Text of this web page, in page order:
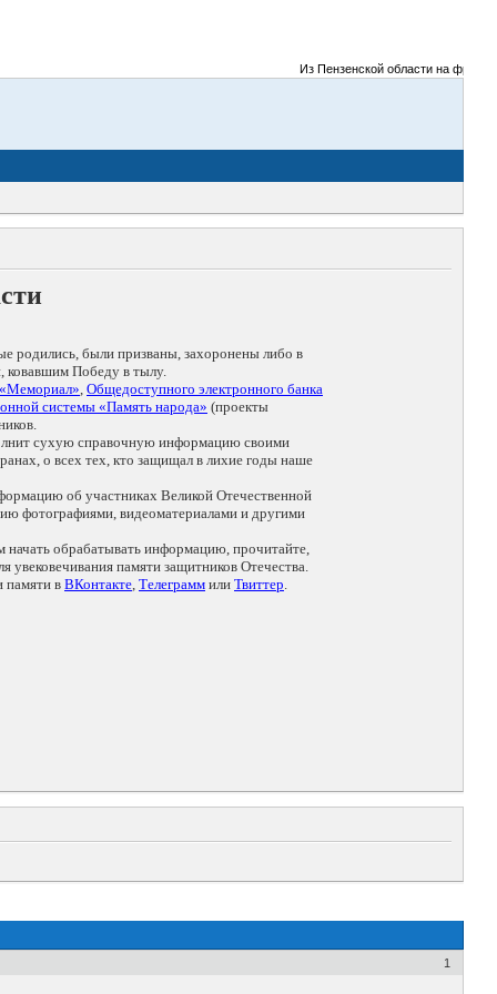
Из Пензенской области на фронты
родились, были призваны, захоронены либо в
ковавшим Победу в тылу.
, Общедоступного электронного банка
системы «Память народа» (проекты
сухую справочную информацию своими
о всех тех, кто защищал в лихие годы наше
об участниках Великой Отечественной
фотографиями, видеоматериалами и другими
начать обрабатывать информацию, прочитайте,
памяти защитников Отечества.
памяти в ВКонтакте, Телеграмм или Твиттер.
1